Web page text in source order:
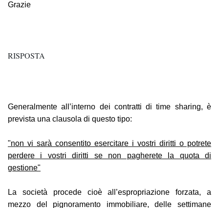
Grazie
RISPOSTA
Generalmente all’interno dei contratti di time sharing, è
prevista una clausola di questo tipo:
"non vi sarà consentito esercitare i vostri diritti o potrete
perdere i vostri diritti se non pagherete la quota di
gestione"
La società procede cioè all’espropriazione forzata, a
mezzo del pignoramento immobiliare, delle settimane